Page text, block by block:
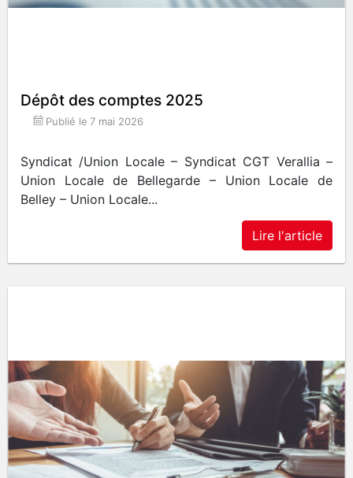
Dépôt des comptes 2025
Publié le 7 mai 2026
Syndicat /Union Locale – Syndicat CGT Verallia –
Union Locale de Bellegarde – Union Locale de
Belley – Union Locale...
Lire l'article